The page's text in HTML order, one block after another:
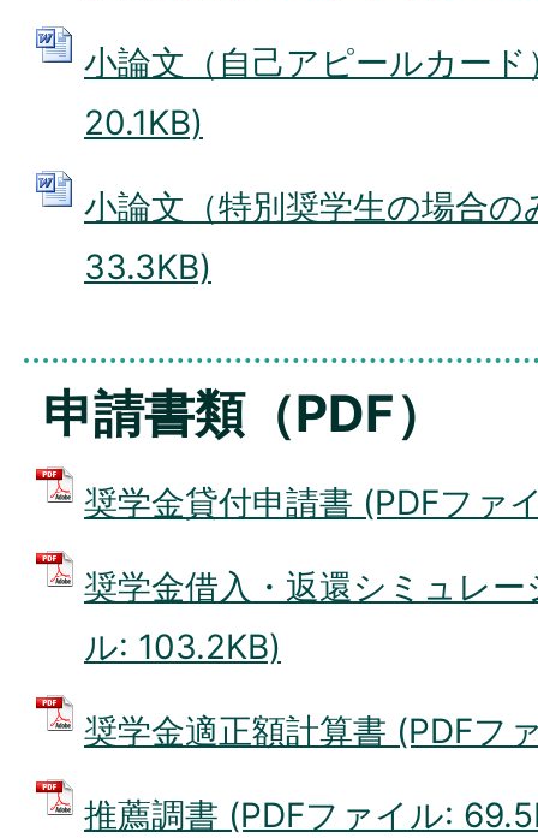
小論文（自己アピールカー
20.1KB)
小論文（特別奨学生の場合
33.3KB)
申請書類（PDF）
奨学金貸付申請書 (PDFファ
奨学金借入・返還シミュレ
ル: 103.2KB)
奨学金適正額計算書 (PDFフ
推薦調書 (PDFファイル: